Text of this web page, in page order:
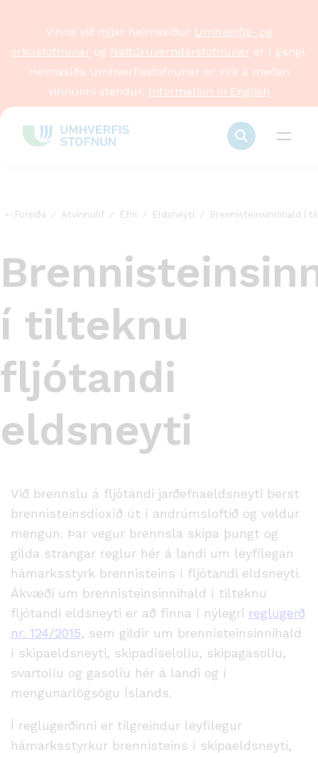
Vinna við nýjar heimasíður Umhverfis- og
orkustofnunar og Náttúruverndarstofnunar er í gangi.
Heimasíða Umhverfisstofnunar er virk á meðan
vinnunni stendur. Information in English
Forsíða Atvinnulíf Efni Eldsneyti Brennisteinsinnihald í
í tilteknu
fljótandi
eldsneyti
Við brennslu á fljótandi jarðefnaeldsneyti berst
brennisteinsdíoxíð út í andrúmsloftið og veldur
mengun. Þar vegur brennsla skipa þungt og
gilda strangar reglur hér á landi um leyfilegan
hámarksstyrk brennisteins í fljótandi eldsneyti.
Ákvæði um brennisteinsinnihald í tilteknu
fljótandi eldsneyti er að finna í nýlegri reglugerð
nr. 124/2015, sem gildir um brennisteinsinnihald
í skipaeldsneyti, skipadíselolíu, skipagasolíu,
svartolíu og gasolíu hér á landi og í
mengunarlögsögu Íslands.
Í reglugerðinni er tilgreindur leyfilegur
hámarksstyrkur brennisteins í skipaeldsneyti,